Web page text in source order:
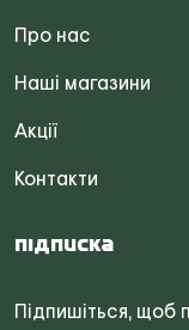
Про нас
Наші магазини
Акції
Контакти
Підписка
Підпишіться, щоб